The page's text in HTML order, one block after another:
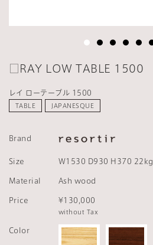
□RAY LOW TABLE 1500
レイ ローテーブル 1500
TABLE JAPANESQUE
Brand
Size W1530 D930 H370 22kg
Material Ash wood
Price ¥130,000
without Tax
Color